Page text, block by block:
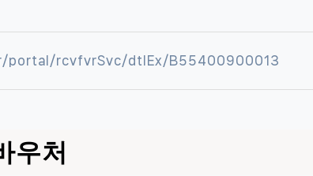
portal/rcvfvrSvc/dtlEx/B55400900013
우처